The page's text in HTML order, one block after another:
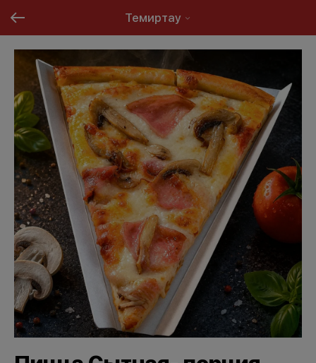
Темиртау